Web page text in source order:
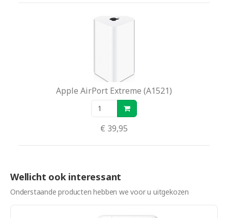
Apple AirPort Extreme (A1521)
€ 39,95
Wellicht ook interessant
Onderstaande producten hebben we voor u uitgekozen